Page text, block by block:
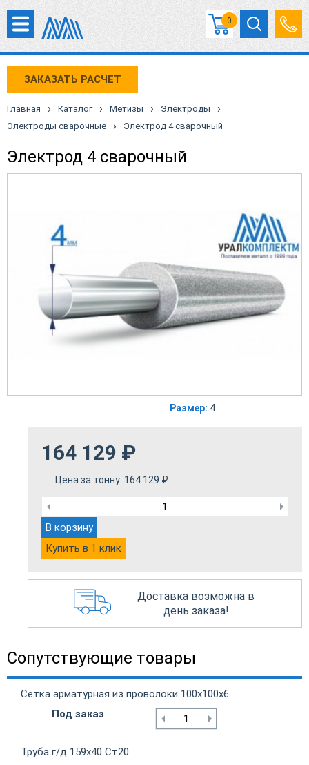
0
ЗАКАЗАТЬ РАСЧЕТ
Главная › Каталог › Метизы › Электроды ›
Электроды сварочные › Электрод 4 сварочный
Электрод 4 сварочный
Размер: 4
164 129 ₽
Цена за тонну: 164 129 ₽
В корзину
Купить в 1 клик
Доставка возможна в
день заказа!
Сопутствующие товары
Сетка арматурная из проволоки 100х100х6
Под заказ
Труба г/д 159х40 Ст20